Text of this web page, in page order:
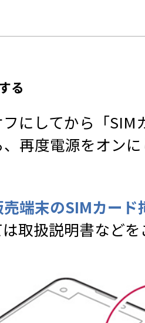
る
にしてから「
再度電源をオン
端末のSIMカード
取扱説明書など